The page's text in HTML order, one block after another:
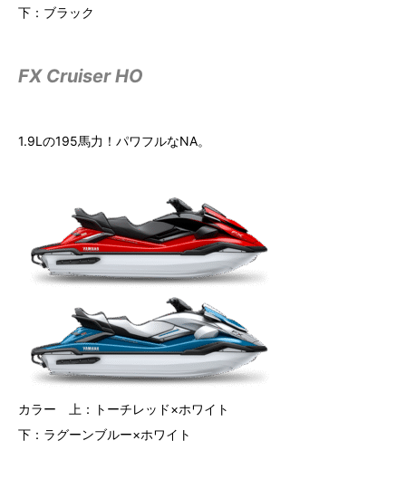
下：ブラック
FX Cruiser HO
1.9Lの195馬力！パワフルなNA。
カラー 上：トーチレッド×ホワイト
下：ラグーンブルー×ホワイト